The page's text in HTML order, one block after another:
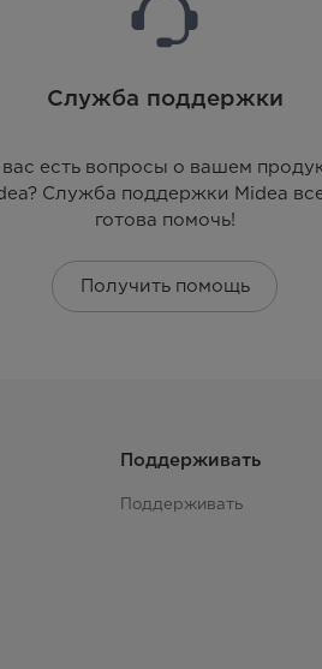
Служба поддержки
есть вопросы о вашем
Служба поддержки Midea
готова помочь!
Получить помощь
Поддерживать
Поддерживать